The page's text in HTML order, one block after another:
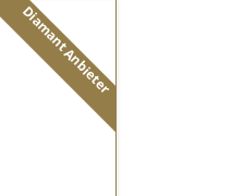
Diamant Anbieter